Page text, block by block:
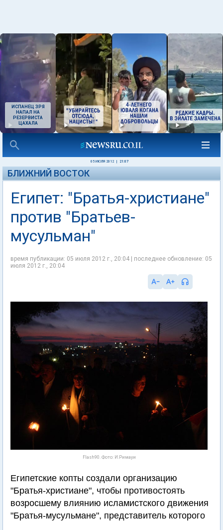
ИСПАНЕЦ ЗРЯ
НАПАЛ НА
РЕЗЕРВИСТА
ЦАХАЛА
05 ИЮЛЯ 2012 21:07
БЛИЖНИЙ ВОСТОК
Египет: "Братья-христиане"
против "Братьев-
мусульман"
время публикации: 05 июля 2012 г., 20:04 | последнее обновление: 05
июля 2012 г., 20:04
Flash90. Фото: И.Римауи
Египетские копты создали организацию
"Братья-христиане", чтобы противостоять
возросшему влиянию исламистского движения
"Братья-мусульмане", представитель которого